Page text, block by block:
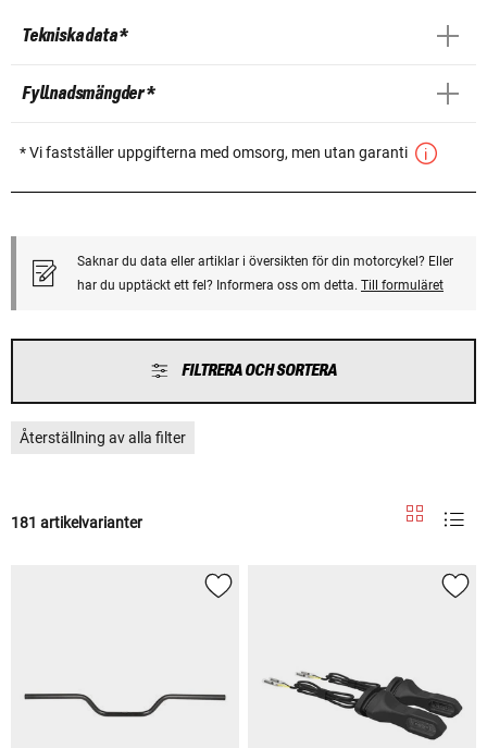
Tekniska data *
Fyllnadsmängder *
* Vi fastställer uppgifterna med omsorg, men utan garanti
Saknar du data eller artiklar i översikten för din motorcykel? Eller
har du upptäckt ett fel? Informera oss om detta. Till formuläret
FILTRERA OCH SORTERA
Återställning av alla filter
181 artikelvarianter